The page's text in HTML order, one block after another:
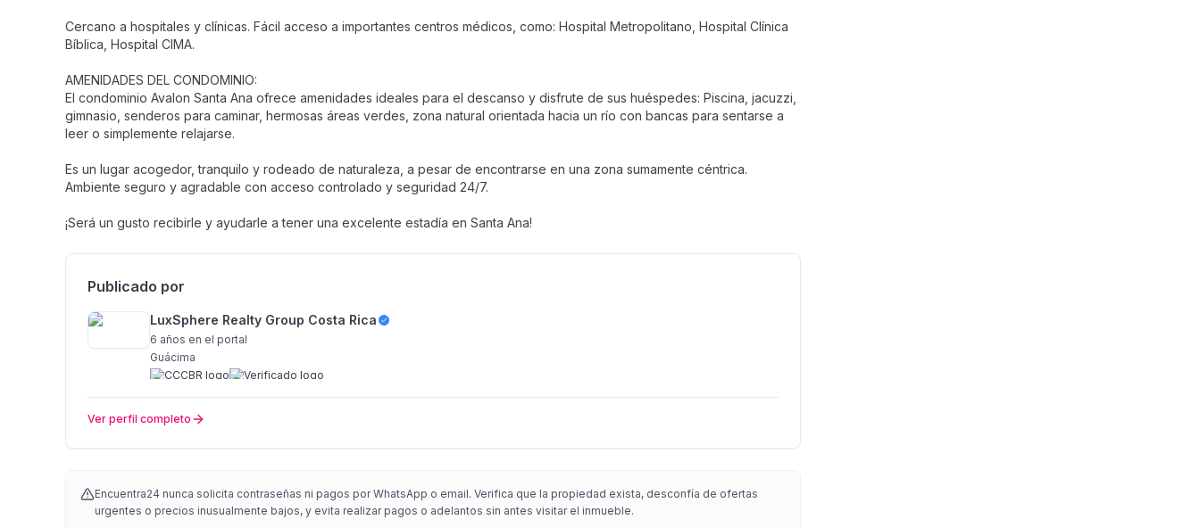
Cercano a hospitales y clínicas. Fácil acceso a importantes centros médicos, como: Hospital Metropolitano, Hospital Clínica
Bíblica, Hospital CIMA.
AMENIDADES DEL CONDOMINIO:
El condominio Avalon Santa Ana ofrece amenidades ideales para el descanso y disfrute de sus huéspedes: Piscina, jacuzzi,
gimnasio, senderos para caminar, hermosas áreas verdes, zona natural orientada hacia un río con bancas para sentarse a
leer o simplemente relajarse.
Es un lugar acogedor, tranquilo y rodeado de naturaleza, a pesar de encontrarse en una zona sumamente céntrica.
Ambiente seguro y agradable con acceso controlado y seguridad 24/7.
¡Será un gusto recibirle y ayudarle a tener una excelente estadía en Santa Ana!
Publicado por
LuxSphere Realty Group Costa Rica
6 años en el portal
Guácima
Ver perfil completo
Encuentra24 nunca solicita contraseñas ni pagos por WhatsApp o email. Verifica que la propiedad exista, desconfía de ofertas
urgentes o precios inusualmente bajos, y evita realizar pagos o adelantos sin antes visitar el inmueble.